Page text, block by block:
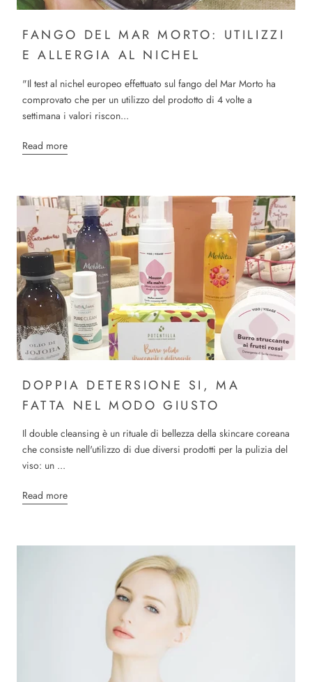
FANGO DEL MAR MORTO: UTILIZZI
E ALLERGIA AL NICHEL
"Il test al nichel europeo effettuato sul fango del Mar Morto ha
comprovato che per un utilizzo del prodotto di 4 volte a
settimana i valori riscon...
Read more
DOPPIA DETERSIONE SI, MA
FATTA NEL MODO GIUSTO
Il double cleansing è un rituale di bellezza della skincare coreana
che consiste nell'utilizzo di due diversi prodotti per la pulizia del
viso: un ...
Read more